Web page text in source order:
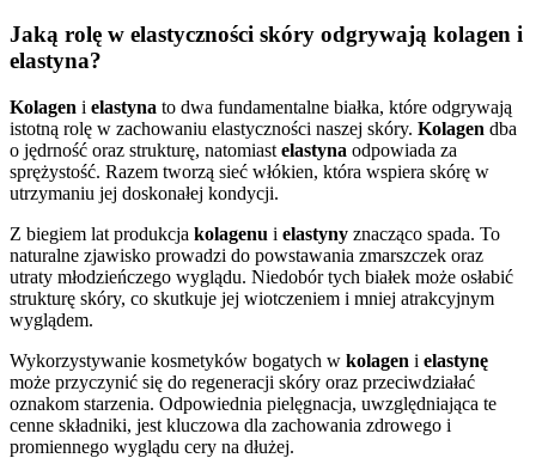
Jaką rolę w elastyczności skóry odgrywają kolagen i
elastyna?
Kolagen i elastyna to dwa fundamentalne białka, które odgrywają
istotną rolę w zachowaniu elastyczności naszej skóry. Kolagen dba
o jędrność oraz strukturę, natomiast elastyna odpowiada za
sprężystość. Razem tworzą sieć włókien, która wspiera skórę w
utrzymaniu jej doskonałej kondycji.
Z biegiem lat produkcja kolagenu i elastyny znacząco spada. To
naturalne zjawisko prowadzi do powstawania zmarszczek oraz
utraty młodzieńczego wyglądu. Niedobór tych białek może osłabić
strukturę skóry, co skutkuje jej wiotczeniem i mniej atrakcyjnym
wyglądem.
Wykorzystywanie kosmetyków bogatych w kolagen i elastynę
może przyczynić się do regeneracji skóry oraz przeciwdziałać
oznakom starzenia. Odpowiednia pielęgnacja, uwzględniająca te
cenne składniki, jest kluczowa dla zachowania zdrowego i
promiennego wyglądu cery na dłużej.